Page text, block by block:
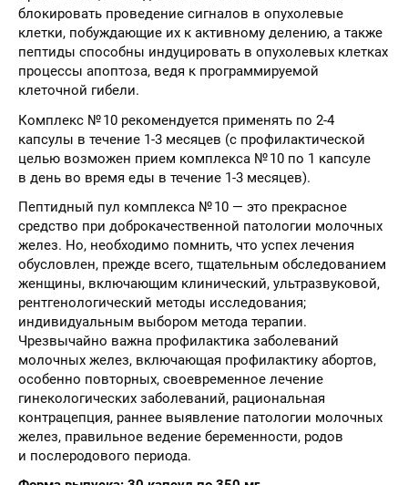
блокировать проведение сигналов в опухолевые
клетки, побуждающие их к активному делению, а также
пептиды способны индуцировать в опухолевых клетках
процессы апоптоза, ведя к программируемой
клеточной гибели.
Комплекс № 10 рекомендуется применять по 2-4
капсулы в течение 1-3 месяцев (с профилактической
целью возможен прием комплекса № 10 по 1 капсуле
в день во время еды в течение 1-3 месяцев).
Пептидный пул комплекса № 10 — это прекрасное
средство при доброкачественной патологии молочных
желез. Но, необходимо помнить, что успех лечения
обусловлен, прежде всего, тщательным обследованием
женщины, включающим клинический, ультразвуковой,
рентгенологический методы исследования;
индивидуальным выбором метода терапии.
Чрезвычайно важна профилактика заболеваний
молочных желез, включающая профилактику абортов,
особенно повторных, своевременное лечение
гинекологических заболеваний, рациональная
контрацепция, раннее выявление патологии молочных
желез, правильное ведение беременности, родов
и послеродового периода.